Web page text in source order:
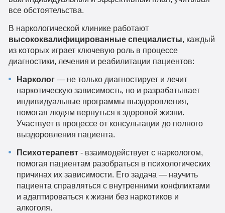
все обстоятельства.
В наркологической клинике работают
высококвалифицированные специалисты, каждый
из которых играет ключевую роль в процессе
диагностики, лечения и реабилитации пациентов:
Нарколог — не только диагностирует и лечит
наркотическую зависимость, но и разрабатывает
индивидуальные программы выздоровления,
помогая людям вернуться к здоровой жизни.
Участвует в процессе от консультации до полного
выздоровления пациента.
Психотерапевт - взаимодействует с наркологом,
помогая пациентам разобраться в психологических
причинах их зависимости. Его задача — научить
пациента справляться с внутренними конфликтами
и адаптироваться к жизни без наркотиков и
алкоголя.